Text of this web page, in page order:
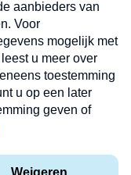
onze
in uw